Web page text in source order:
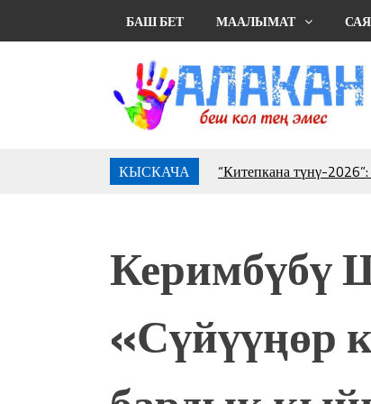
БАШ БЕТ МААЛЫМАТ
КЫСКАЧА
“Китепкана түнγ-
“КАРА КЕМПИР”:
Кыргызстандагы эң
Royal Central Park'ка 30
Фестиваль Symphony
тысяч гостей
Жыргалбек
тегерек столго атка
«Сүйүүңөр